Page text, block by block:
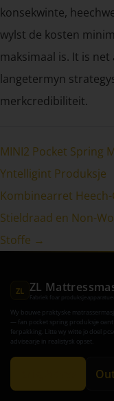
konsekwinte,
wylst de kosten
maksimaal is. It is
langetermyn
merkcredibiliteit.
MINI2 Pocket Spring
Yntelligint Produksje
Kombinearret
Stieldraad en Non-
Stoffe →
ZL ZL
Fabriek foar
Wy bouwe praktyske
— fan pocket spring produksje
ferpakking. Litte wy witte jo doel
advisearje in realistysk opset.